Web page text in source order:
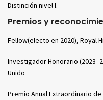
Distinción nivel I.
Premios y
Fellow(electo en 2020), Royal
Investigador Honorario
Unido
Premio Anual Extraordinario